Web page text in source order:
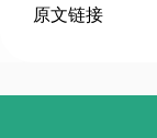
原文链接